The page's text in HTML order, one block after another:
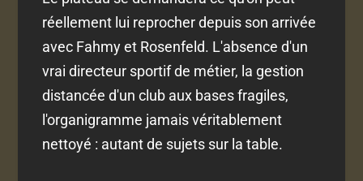
réellement lui reprocher depuis son arrivée
avec Fahmy et Rosenfeld. L'absence d'un
vrai directeur sportif de métier, la gestion
distancée d'un club aux bases fragiles,
l'organigramme jamais véritablement
nettoyé : autant de sujets sur la table.